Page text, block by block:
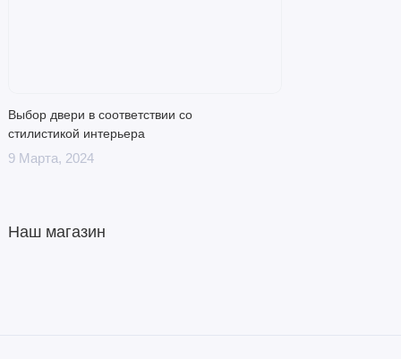
Выбор двери в соответствии со
стилистикой интерьера
9 Марта, 2024
Наш магазин